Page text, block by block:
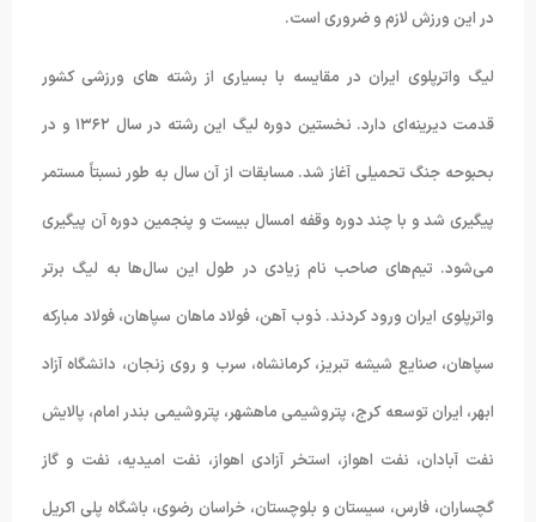
در این ورزش لازم و ضروری است.
لیگ واترپلوی ایران در مقایسه با بسیاری از رشته های ورزشی کشور
قدمت دیرینه‌ای دارد. نخستین دوره لیگ این رشته در سال ۱۳۶۲ و در
بحبوحه جنگ تحمیلی آغاز شد. مسابقات از آن سال به طور نسبتاً مستمر
پیگیری شد و با چند دوره وقفه امسال بیست و پنجمین دوره آن پیگیری
می‌شود. تیم‌های صاحب نام زیادی در طول این سال‌ها به لیگ برتر
واترپلوی ایران ورود کردند. ذوب آهن، فولاد ماهان سپاهان، فولاد مبارکه
سپاهان، صنایع شیشه تبریز، کرمانشاه، سرب و روی زنجان، دانشگاه آزاد
ابهر، ایران توسعه کرج، پتروشیمی ماهشهر، پتروشیمی بندر امام، پالایش
نفت آبادان، نفت اهواز، استخر آزادی اهواز، نفت امیدیه، نفت و گاز
گچساران، فارس، سیستان و بلوچستان، خراسان رضوی، باشگاه پلی اکریل